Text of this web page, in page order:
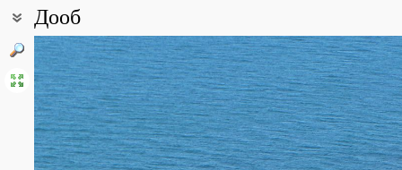
Дооб
Coordinates:
44° 36′ 57.05″ N, 37° 55′ 37.66″ E (view at maps ofGoogle,
Point description:
Гора Дооб является самой высокой точкой небольшого
Гора располагается на одноимённом полуострове. Сложена, в
Гора поросла густым дубово-можжевеловым лесом, а ближе к
ясень, кизил, держидерево. Южные приморские склоны горы
пицундской сосной. Сейчас она образует сплошной сосновый
молодой порослью сосны.